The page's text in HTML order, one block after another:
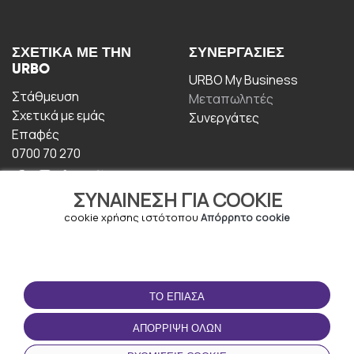
ΣΥΝΑΊΝΕΣΗ ΓΙΑ COOKIE
cookie χρήσης ιστότοπου Απόρρητο cookie
ΤΟ ΈΠΙΑΣΑ
ΑΠΌΡΡΙΨΗ ΌΛΩΝ
ΣΧΕΤΙΚΆ ΜΕ ΤΗΝ
URBO
Στάθμευση
Σχετικά με εμάς
Επαφές
0700 70 270
ΣΥΝΕΡΓΑΣΊΕΣ
URBO My Business
Μεταπωλητές
Συνεργάτες
ΟΡΟΙ ΧΡΉΣΗΣ
Οροι και Προϋποθέσεις
Πολιτική απορρήτου
ΚΑΤΕΒΆΣΤΕ ΤΗΝ
ΕΦΑΡΜΟΓΉ